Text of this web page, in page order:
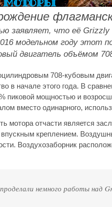
заявляет, что её
модельном году
двигатель объёмом
708-кубовым
в начале этого года. В
пиковой мощностью и
вместо одинарного,
мотора отчасти является
креплением.
Воздухозаборник
немного работы над